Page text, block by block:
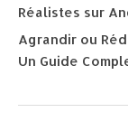
Réalistes sur
Agrandir ou
Un Guide